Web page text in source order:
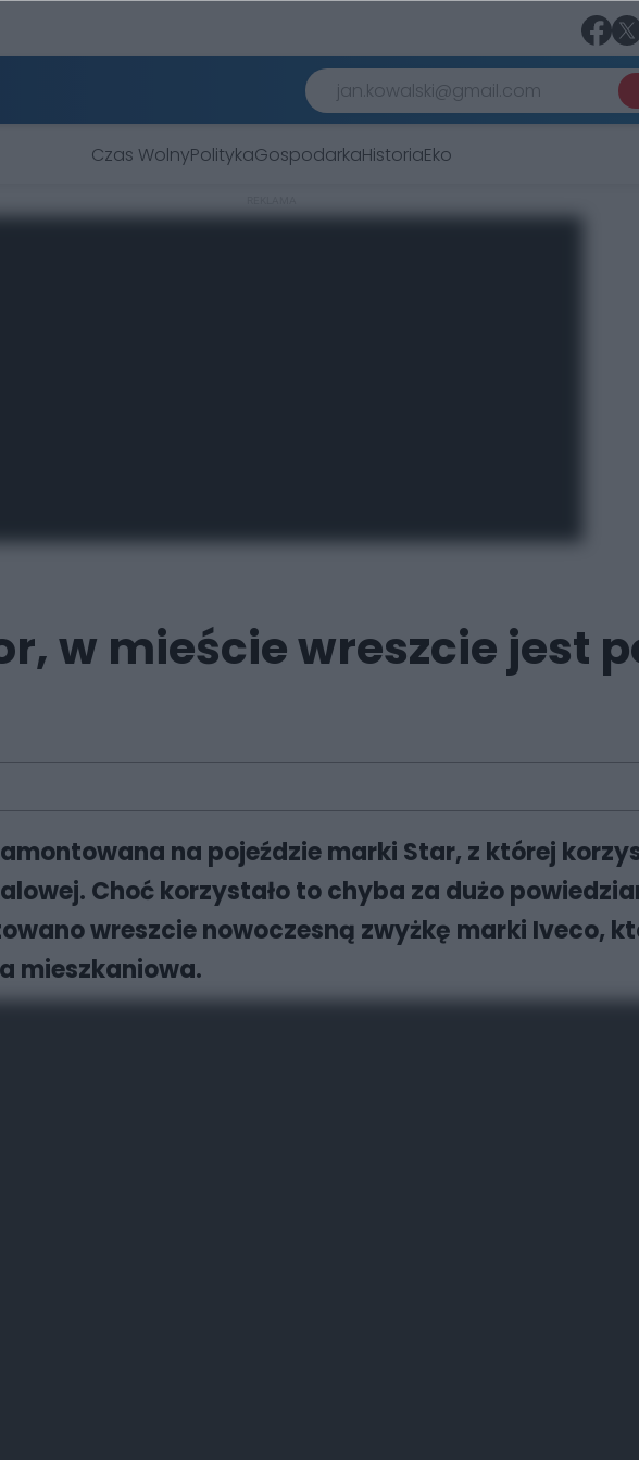
Czas WolnyPolitykaGospodarkaHistoriaEko
w mieście wreszcie jest
na pojeździe marki Star, z której
Choć korzystało to chyba za dużo
wreszcie nowoczesną zwyżkę marki Iveco,
mieszkaniowa.